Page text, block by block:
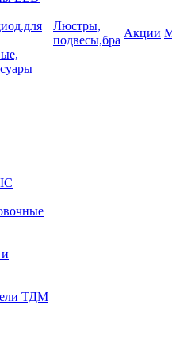
ТДМ
Люстры,
подвесы,бра
Акции